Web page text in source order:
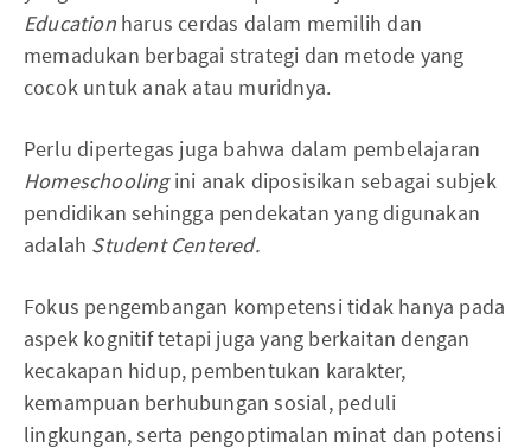
Educationharus cerdas dalam memilih dan
memadukan berbagai strategi dan metode yang
cocok untuk anak atau muridnya.
Perlu dipertegas juga bahwa dalam pembelajaran
Homeschoolingini anak diposisikan sebagai subjek
pendidikan sehingga pendekatan yang digunakan
adalah Student Centered.
Fokus pengembangan kompetensi tidak hanya pada
aspek kognitif tetapi juga yang berkaitan dengan
kecakapan hidup, pembentukan karakter,
kemampuan berhubungan sosial, peduli
lingkungan, serta pengoptimalan minat dan potensi